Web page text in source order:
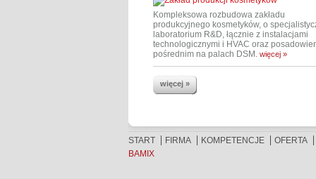
Kompleksowa rozbudowa zakładu
produkcyjnego kosmetyków, o
laboratorium R&D, łącznie z instalacjami
technologicznymi i HVAC oraz
pośrednim na palach DSM. więcej »
więcej »
START FIRMA KOMPETENCJE OFERTA
BAMIX